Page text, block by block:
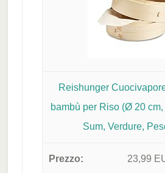
Reishunger
bambù per Riso (Ø 20
Sum, Verdure,
23,99